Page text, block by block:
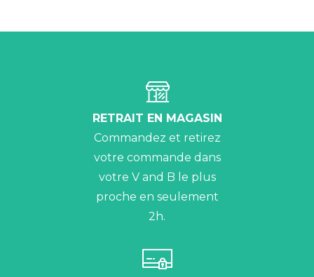
RETRAIT EN MAGASIN
Commandez et retirez
votre commande dans
votre V and B le plus
proche en seulement
2h.